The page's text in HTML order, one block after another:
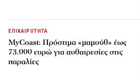
ΕΠΙΚΑΙΡΟΤΗΤΑ
MyCoast: Πρόστιμα «μαμούθ» έως
73.000 ευρώ για αυθαιρεσίες στις
παραλίες